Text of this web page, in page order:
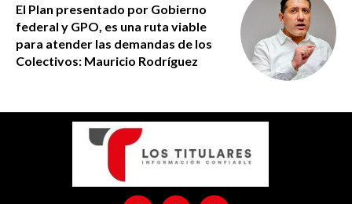
El Plan presentado por Gobierno
federal y GPO, es una ruta viable
para atender las demandas de los
Colectivos: Mauricio Rodríguez